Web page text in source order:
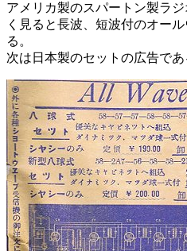
アメリカ製のスパートン製ラ
く見ると長波、短波付のオー
る。
次は日本製のセットの広告であ